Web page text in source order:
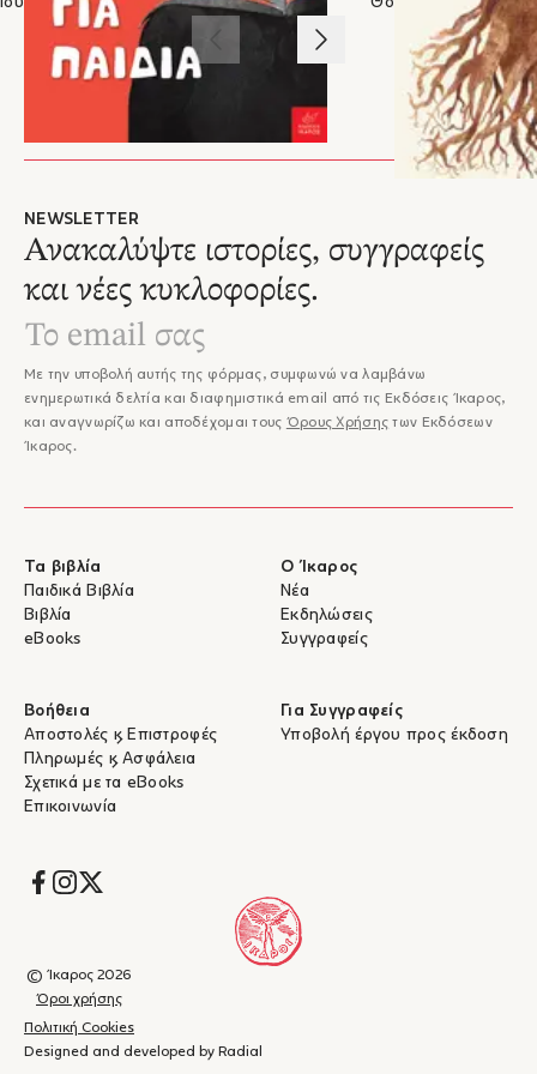
υπέροχο αποτέλεσμα!" – Μαρία Λιόντου, Μommy Jammi
"...Τα μοτίβα των καρτών και των φακέλων είναι πραγματικά
πανέμορφα! Ένας μαγικός κόσμος από λουλούδια και άνθη,
πεταλούδες, αλεπούδες, σκιουράκια και άλλα γλυκύτατα
ζωάκια, περιμένουν να τα χρωματίσεις για να ζωντανέψουν!"
NEWSLETTER
Ανακαλύψτε ιστορίες, συγγραφείς
και νέες κυκλοφορίες.
Με την υποβολή αυτής της φόρμας, συμφωνώ να λαμβάνω
ενημερωτικά δελτία και διαφημιστικά email από τις Εκδόσεις Ίκαρος,
και αναγνωρίζω και αποδέχομαι τους Όρους Χρήσης των Εκδόσεων
Ίκαρος.
Τα βιβλία
Παιδικά Βιβλία
Βιβλία
eBooks
Ο Ίκαρος
Νέα
Εκδηλώσεις
Συγγραφείς
Βοήθεια
Αποστολές & Επιστροφές
Πληρωμές & Ασφάλεια
Σχετικά με τα eBooks
Επικοινωνία
Για Συγγραφείς
Υποβολή έργου προς έκδοση
Socials
© Ίκαρος 2026
Όροι χρήσης
Πολιτική Cookies
Designed and developed by Radial